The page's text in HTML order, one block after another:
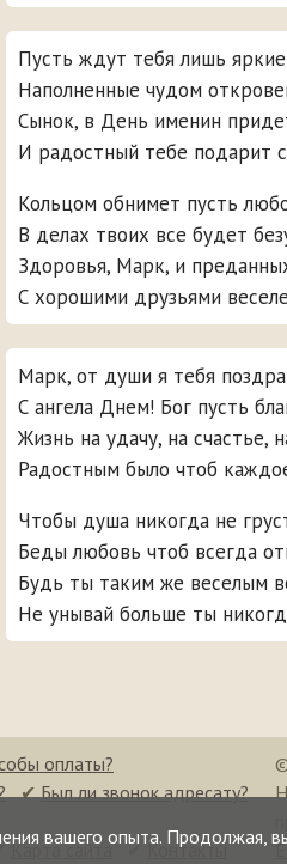
Пусть ждут тебя лишь
Наполненные чудом
Сынок, в День именин
И радостный тебе подарит
Кольцом обнимет пусть
В делах твоих все будет
Здоровья, Марк, и
С хорошими друзьями
Марк, от души я тебя
С ангела Днем! Бог пусть
Жизнь на удачу, на счастье,
Радостным было чтоб
Чтобы душа никогда не
Беды любовь чтоб всегда
Будь ты таким же веселым
Не унывай больше ты
вашего опыта. Продолжая,
оплаты?
✔Был ли звонок адресату?
Карта сайта ✔ Контакты